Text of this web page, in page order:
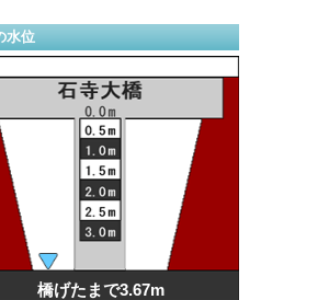
水位
橋げたまで3.67m